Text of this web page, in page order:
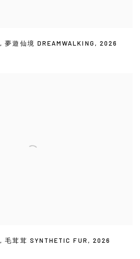
,夢遊仙境 DREAMWALKING , 2026
,毛茸茸 SYNTHETIC FUR , 2026